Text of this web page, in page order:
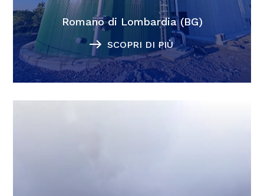
Romano di Lombardia (BG)
SCOPRI DI PIÙ